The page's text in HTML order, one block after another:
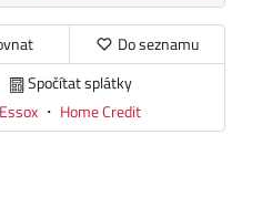
Do seznamu
Spočítat splátky
Essox ・ Home Credit